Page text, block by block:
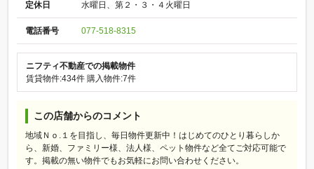
定休日 水曜日、第２・３・４火曜日
電話番号 077-518-8315
ニフティ不動産での掲載物件
賃貸物件:434件 購入物件:7件
この店舗からのコメント
地域Ｎｏ.１を目指し、毎日物件更新中！はじめてのひとり暮らしか
ら、新婚、ファミリー様、法人様、ペット物件など全てご対応可能で
す。掲載の無い物件でもお気軽にお問い合わせください。